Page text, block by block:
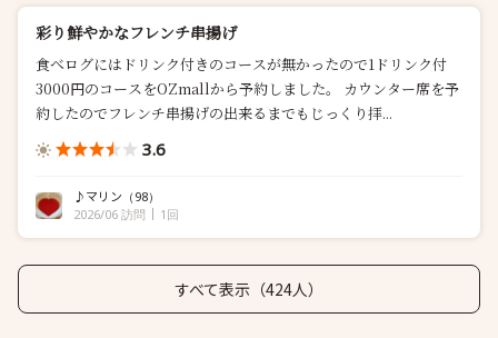
彩り鮮やかなフレンチ串揚げ
食べログにはドリンク付きのコースが無かったので1ドリンク付
3000円のコースをOZmallから予約しました。 カウンター席を予
約したのでフレンチ串揚げの出来るまでもじっくり拝...
3.6
♪マリン （98）
2026/06 訪問
1回
すべて表示（424人）